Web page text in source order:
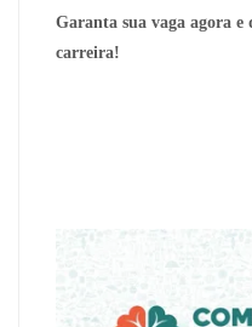
Garanta sua vaga agora e
carreira!